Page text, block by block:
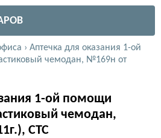
› Аптечка для оказания 1-ой
чемодан, №169н от
1-ой помощи
чемодан,
СТС